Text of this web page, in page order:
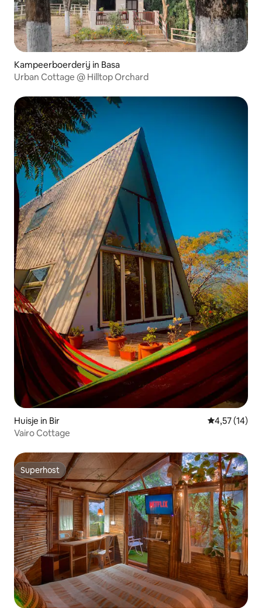
Kampeerboerderij in Basa
Urban Cottage @ Hilltop Orchard
Huisje in Bir Gemiddelde
4,57 (14)
Vairo Cottage
Superhost
Superhost